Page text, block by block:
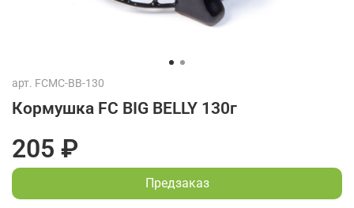
арт. FCMC-BB-130
Кормушка FC BIG BELLY 130г
205 ₽
Предзаказ